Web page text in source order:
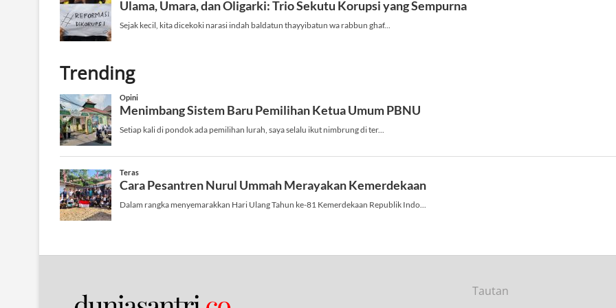
Trending
Tautan